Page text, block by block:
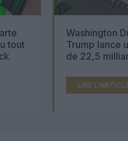
tout
Washington
Trump lance
de 22,5
LIRE